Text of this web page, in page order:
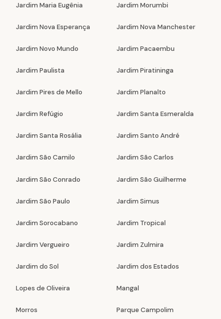
Jardim Maria Eugênia Jardim Morumbi
Jardim Nova Esperança Jardim Nova Manchester
Jardim Novo Mundo Jardim Pacaembu
Jardim Paulista Jardim Piratininga
Jardim Pires de Mello Jardim Planalto
Jardim Refúgio Jardim Santa Esmeralda
Jardim Santa Rosália Jardim Santo André
Jardim São Camilo Jardim São Carlos
Jardim São Conrado Jardim São Guilherme
Jardim São Paulo Jardim Simus
Jardim Sorocabano Jardim Tropical
Jardim Vergueiro Jardim Zulmira
Jardim do Sol Jardim dos Estados
Lopes de Oliveira Mangal
Morros Parque Campolim